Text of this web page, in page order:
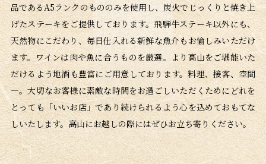
品であるA5ランクのもののみを使用し、炭火でじっくりと焼き上
げたステーキをご提供しております。飛騨牛ステーキ以外にも、
天然物にこだわり、毎日仕入れる新鮮な魚介もお愉しみいただけ
ます。ワインは肉や魚に合うものを厳選。より高山をご堪能いた
だけるよう地酒も豊富にご用意しております。料理、接客、空間
―。大切なお客様に素敵な時間をお過ごしいただくためにどれを
とっても「いいお店」であり続けられるよう心を込めておもてな
しいたします。高山にお越しの際にはぜひお立ち寄りください。